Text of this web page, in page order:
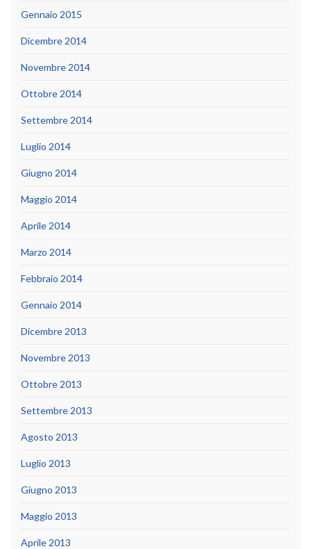
Gennaio 2015
Dicembre 2014
Novembre 2014
Ottobre 2014
Settembre 2014
Luglio 2014
Giugno 2014
Maggio 2014
Aprile 2014
Marzo 2014
Febbraio 2014
Gennaio 2014
Dicembre 2013
Novembre 2013
Ottobre 2013
Settembre 2013
Agosto 2013
Luglio 2013
Giugno 2013
Maggio 2013
Aprile 2013